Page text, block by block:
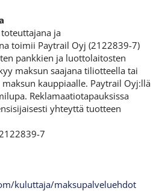
ja
toimii Paytrail Oyj (2122839-7)
pankkien ja luottolaitosten
maksun saajana tiliotteella tai
kauppiaalle. Paytrail Oyj:llä
Reklamaatiotapauksissa
yhteyttä tuotteen
7
kuluttaja/maksupalveluehdot